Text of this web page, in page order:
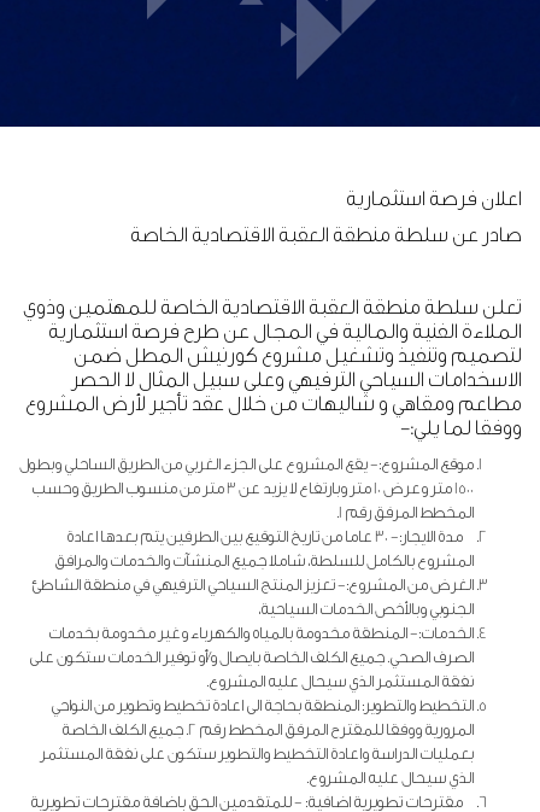
اعلان فرصة استثمارية
صادر عن سلطة منطقة العقبة الاقتصادية الخاصة
تعلن سلطة منطقة العقبة الاقتصادية الخاصة للمهتمين وذوي
الملاءة الفنية والمالية في المجال عن طرح فرصة استثمارية
لتصميم وتنفيذ وتشغيل مشروع كورنيش المطل ضمن
الاسخدامات السياحي الترفيهي وعلى سبيل المثال لا الحصر
مطاعم ومقاهي و شاليهات من خلال عقد تأجير لأرض المشروع
ووفقا لما يلي:-
موقع المشروع:- يقع المشروع على الجزء الغربي من الطريق الساحلي وبطول
1500 متر وعرض 10 متر وبارتفاع لا يزيد عن 3 متر من منسوب الطريق وحسب
المخطط المرفق رقم 1.
مدة الايجار:- 30 عاما من تاريخ التوقيع بين الطرفين يتم بعدها اعادة
المشروع بالكامل للسلطة، شاملا جميع المنشآت والخدمات والمرافق
الغرض من المشروع:- تعزيز المنتج السياحي الترفيهي في منطقة الشاطئ
الجنوبي وبالأخص الخدمات السياحية،
الخدمات:- المنطقة مخدومة بالمياه والكهرباء وغير مخدومة بخدمات
الصرف الصحي. جميع الكلف الخاصة بايصال و/أو توفير الخدمات ستكون على
نفقة المستثمر الذي سيحال عليه المشروع.
التخطيط والتطوير: المنطقة بحاجة الى اعادة تخطيط وتطوير من النواحي
المرورية ووفقا للمقترح المرفق المخطط رقم 2. جميع الكلف الخاصة
بعمليات الدراسة واعادة التخطيط والتطوير ستكون على نفقة المستثمر
الذي سيحال عليه المشروع.
مقترحات تطويرية اضافية: - للمتقدمين الحق باضافة مقترحات تطويرية